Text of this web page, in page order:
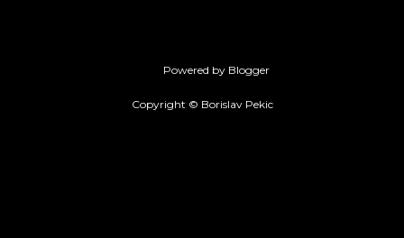
Powered by Blogger
Copyright © Borislav Pekic